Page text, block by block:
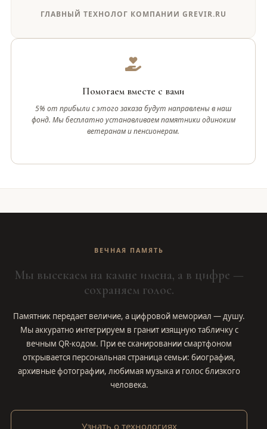
ГЛАВНЫЙ ТЕХНОЛОГ КОМПАНИИ GREVIR.RU
Помогаем вместе с вами
5% от прибыли с этого заказа будут направлены в наш
фонд. Мы бесплатно устанавливаем памятники одиноким
ветеранам и пенсионерам.
ВЕЧНАЯ ПАМЯТЬ
Мы высекаем на камне имена, а в цифре —
сохраняем голос.
Памятник передает величие, а цифровой мемориал — душу.
Мы аккуратно интегрируем в гранит изящную табличку с
вечным QR-кодом. При ее сканировании смартфоном
открывается персональная страница семьи: биография,
архивные фотографии, любимая музыка и голос близкого
человека.
Узнать о технологиях